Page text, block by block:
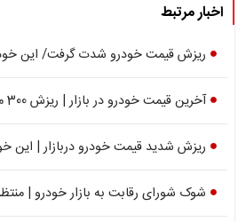
اخبار مرتبط
ریزش قیمت خودرو شدت گرفت/ این خودرو ۵۰ میلیون
آخرین قیمت خودرو در بازار | ریزش 300 میلیونی قیمت خودروهای مونتاژی
ریزش شدید قیمت خودرو دربازار | این خودرو ۶۰ میلیون تومان
شوک شورای رقابت به بازار خودرو |